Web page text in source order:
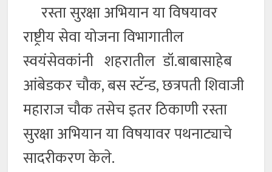
रस्ता सुरक्षा अभियान या विषयावर
राष्ट्रीय सेवा योजना विभागातील
स्वयंसेवकांनी शहरातील डॉ.बाबासाहेब
आंबेडकर चौक, बस स्टॅन्ड, छत्रपती शिवाजी
महाराज चौक तसेच इतर ठिकाणी रस्ता
सुरक्षा अभियान या विषयावर पथनाट्याचे
सादरीकरण केले.